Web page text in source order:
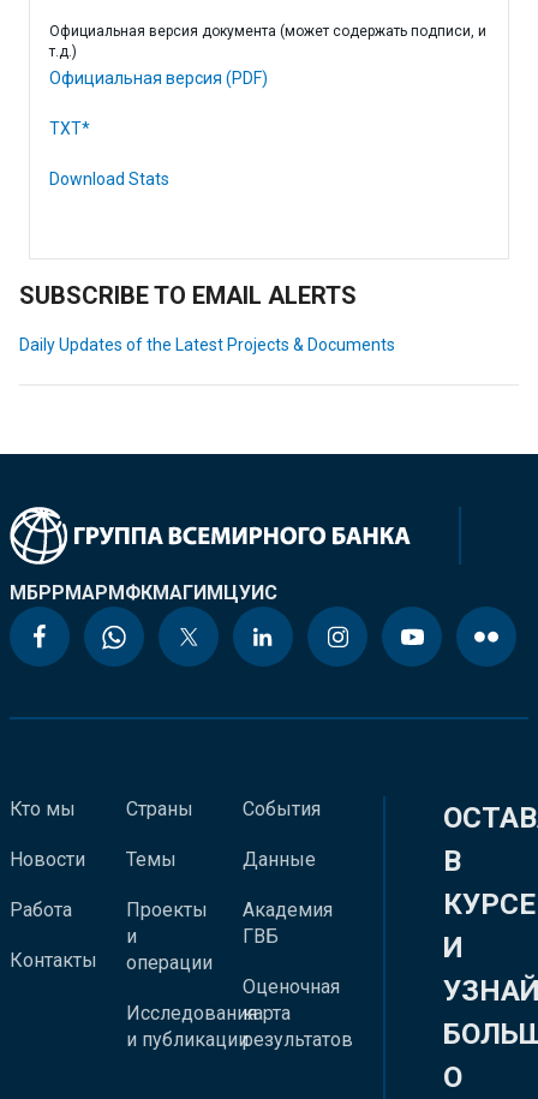
Официальная версия документа (может содержать подписи, и
т.д.)
Официальная версия (PDF)
TXT*
Download Stats
SUBSCRIBE TO EMAIL ALERTS
Daily Updates of the Latest Projects & Documents
МБРРМАРМФКМАГИМЦУИС
Кто мы
Новости
Работа
Контакты
Страны
Темы
Проекты
и
операции
Исследования
и публикации
События
Данные
Академия
ГВБ
Оценочная
карта
результатов
В
КУРСЕ
И
О